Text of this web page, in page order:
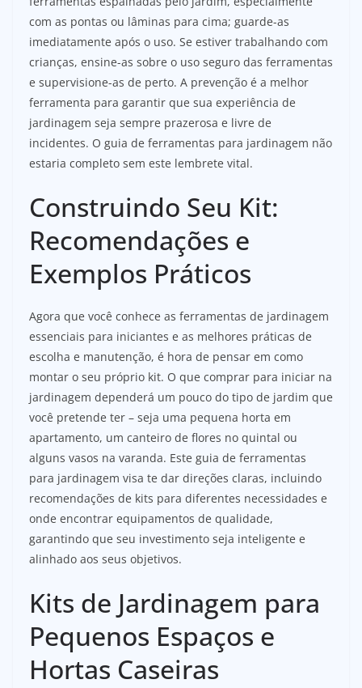
com as pontas ou lâminas para cima; guarde-as
imediatamente após o uso. Se estiver trabalhando com
crianças, ensine-as sobre o uso seguro das ferramentas
e supervisione-as de perto. A prevenção é a melhor
ferramenta para garantir que sua experiência de
jardinagem seja sempre prazerosa e livre de
incidentes. O guia de ferramentas para jardinagem não
estaria completo sem este lembrete vital.
Construindo Seu Kit:
Recomendações e
Exemplos Práticos
Agora que você conhece as ferramentas de jardinagem
essenciais para iniciantes e as melhores práticas de
escolha e manutenção, é hora de pensar em como
montar o seu próprio kit. O que comprar para iniciar na
jardinagem dependerá um pouco do tipo de jardim que
você pretende ter – seja uma pequena horta em
apartamento, um canteiro de flores no quintal ou
alguns vasos na varanda. Este guia de ferramentas
para jardinagem visa te dar direções claras, incluindo
recomendações de kits para diferentes necessidades e
onde encontrar equipamentos de qualidade,
garantindo que seu investimento seja inteligente e
alinhado aos seus objetivos.
Kits de Jardinagem para
Pequenos Espaços e
Hortas Caseiras